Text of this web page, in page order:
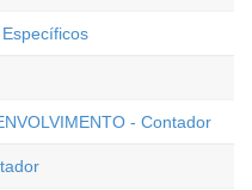
- Contador